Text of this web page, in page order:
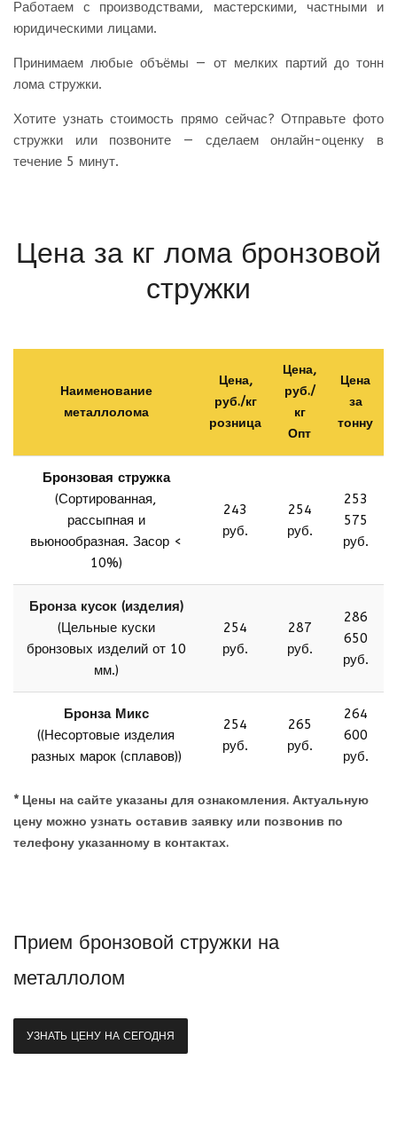
Работаем с производствами, мастерскими, частными и
юридическими лицами.
Принимаем любые объёмы — от мелких партий до тонн
лома стружки.
Хотите узнать стоимость прямо сейчас? Отправьте фото
стружки или позвоните — сделаем онлайн-оценку в
течение 5 минут.
Цена за кг лома бронзовой
стружки
Наименование
металлолома
Цена,
руб./кг
розница
Цена,
руб./
кг
Опт
Цена
за
тонну
Бронзовая стружка
(Сортированная,
рассыпная и
вьюнообразная. Засор <
10%)
243
руб.
254
руб.
253
575
руб.
Бронза кусок (изделия)
(Цельные куски
бронзовых изделий от 10
мм.)
254
руб.
287
руб.
286
650
руб.
Бронза Микс
((Несортовые изделия
разных марок (сплавов))
254
руб.
265
руб.
264
600
руб.
* Цены на сайте указаны для ознакомления. Актуальную
цену можно узнать оставив заявку или позвонив по
телефону указанному в контактах.
Прием бронзовой стружки на
металлолом
УЗНАТЬ ЦЕНУ НА СЕГОДНЯ